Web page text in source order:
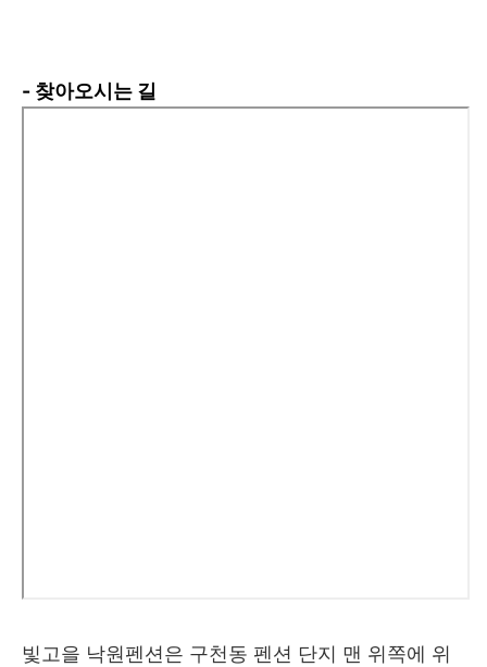
- 찾아오시는 길
빛고을 낙원펜션은 구천동 펜션 단지 맨 위쪽에 위